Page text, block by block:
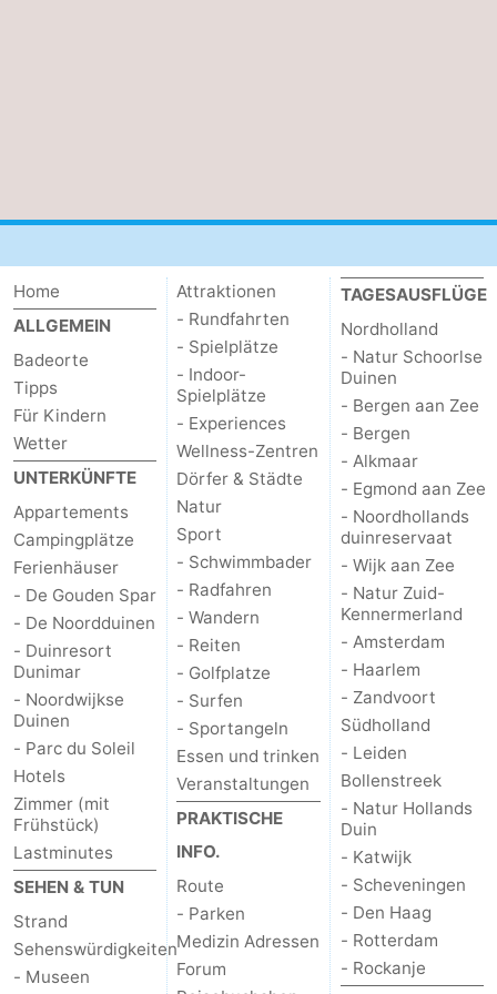
Home
ALLGEMEIN
Badeorte
Tipps
Für Kindern
Wetter
UNTERKÜNFTE
Appartements
Campingplätze
Ferienhäuser
- De Gouden Spar
- De Noordduinen
- Duinresort
Dunimar
- Noordwijkse
Duinen
- Parc du Soleil
Hotels
Zimmer (mit
Frühstück)
Lastminutes
SEHEN & TUN
Strand
Sehenswürdigkeiten
- Museen
Attraktionen
- Rundfahrten
- Spielplätze
- Indoor-
Spielplätze
- Experiences
Wellness-Zentren
Dörfer & Städte
Natur
Sport
- Schwimmbader
- Radfahren
- Wandern
- Reiten
- Golfplatze
- Surfen
- Sportangeln
Essen und trinken
Veranstaltungen
PRAKTISCHE
INFO.
Route
- Parken
Medizin Adressen
Forum
TAGESAUSFLÜGE
Nordholland
- Natur Schoorlse
Duinen
- Bergen aan Zee
- Bergen
- Alkmaar
- Egmond aan Zee
- Noordhollands
duinreservaat
- Wijk aan Zee
- Natur Zuid-
Kennermerland
- Amsterdam
- Haarlem
- Zandvoort
Südholland
- Leiden
Bollenstreek
- Natur Hollands
Duin
- Katwijk
- Scheveningen
- Den Haag
- Rotterdam
- Rockanje